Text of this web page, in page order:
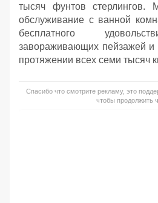
тысяч фунтов стерлингов.
обслуживание с ванной
бесплатного
завораживающих пейзажей и
протяжении всех семи тысяч
Спасибо что смотрите рекламу, это
чтобы продолжить